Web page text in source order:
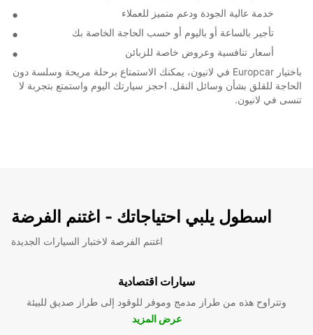
خدمة عالية الجودة ودعم متميز للعملاء
تأجير بالساعة أو باليوم أو حسب الحاجة الخاصة بك
أسعار تنافسية وعروض خاصة للزبائن
باختيار Europcar في لانيون، يمكنك الاستمتاع برحلة مريحة وسلسة دون
الحاجة للقلق بشأن وسائل النقل. احجز سيارتك اليوم واستمتع بتجربة لا
تنسى في لانيون.
اسطول يلبي احتياجاتك - اغتنم الفرضة
اغتنم الفرصة لاختبار السيارات الجديدة
سيارات اقتصادية
وتتراوح هذه من طراز مدمج وموفر للوقود إلى طراز صديق للبيئة
عرض المزيد